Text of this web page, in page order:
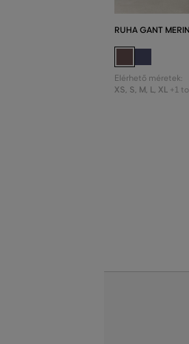
RUHA GANT
Elérhető méretek:
XS, S, M, L, XL +1